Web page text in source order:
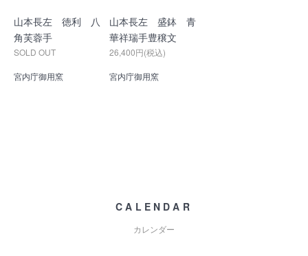
山本長左 徳利 八
角芙蓉手
SOLD OUT
宮内庁御用窯
山本長左 盛鉢 青
華祥瑞手豊穣文
26,400円(税込)
宮内庁御用窯
CALENDAR
カレンダー